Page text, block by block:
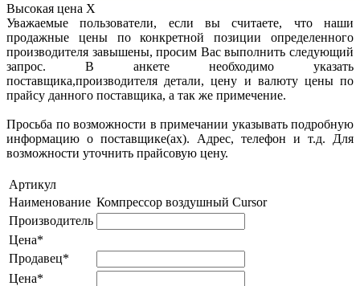
Высокая цена X
Уважаемые пользователи, если вы считаете, что наши
продажные цены по конкретной позиции определенного
производителя завышены, просим Вас выполнить следующий
запрос. В анкете необходимо указать
поставщика,производителя детали, цену и валюту цены по
прайсу данного поставщика, а так же примечение.
Просьба по возможности в примечании указывать подробную
информацию о поставщике(ах). Адрес, телефон и т.д. Для
возможности уточнить прайсовую цену.
Артикул
Наименование Компрессор воздушный Cursor
Производитель
Цена*
Продавец*
Цена*